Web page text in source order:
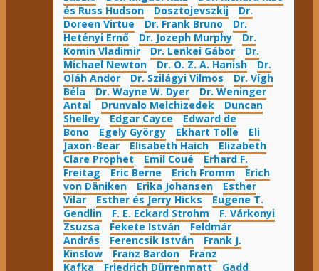
és Russ Hudson
Dosztojevszkij
Dr.
Doreen Virtue
Dr. Frank Bruno
Dr.
Hetényi Ernő
Dr. Jozeph Murphy
Dr.
Komin Vladimir
Dr. Lenkei Gábor
Dr.
Michael Newton
Dr. O. Z. A. Hanish
Dr.
Oláh Andor
Dr. Szilágyi Vilmos
Dr. Vígh
Béla
Dr. Wayne W. Dyer
Dr. Weninger
Antal
Drunvalo Melchizedek
Duncan
Shelley
Edgar Cayce
Edward de
Bono
Egely György Ekhart Tolle
Eli
Jaxon-Bear
Elisabeth Haich
Elizabeth
Clare Prophet
Emil Coué
Erhard F.
Freitag
Eric Berne Erich Fromm
Erich
von Däniken
Erika Johansen
Esther
Vilar
Esther és Jerry Hicks
Eugene T.
Gendlin
F. E. Eckard Strohm
F. Várkonyi
Zsuzsa
Fekete István
Feldmár
András
Ferencsik István
Frank J.
Kinslow
Franz Bardon
Franz
Kafka
Friedrich Dürrenmatt
Gadd